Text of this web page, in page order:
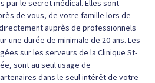
par le secret médical. Elles sont
de vous, de votre famille lors de
auprès de professionnels
une durée de minimale de 20 ans. Les
sur les serveurs de la Clinique St-
sont au seul usage de
dans le seul intérêt de votre